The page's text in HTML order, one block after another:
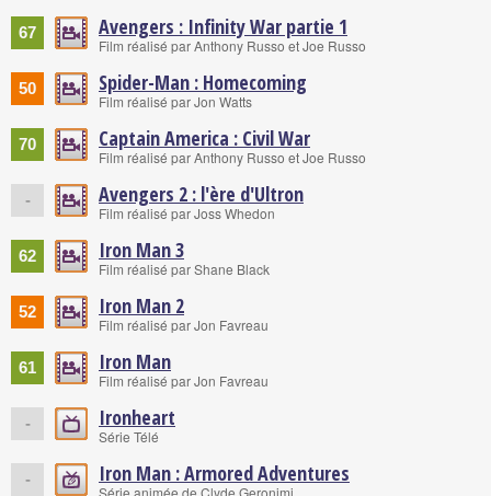
67 Avengers : Infinity War partie 1
Film réalisé par Anthony Russo et Joe Russo
50 Spider-Man : Homecoming
Film réalisé par Jon Watts
70 Captain America : Civil War
Film réalisé par Anthony Russo et Joe Russo
- Avengers 2 : l'ère d'Ultron
Film réalisé par Joss Whedon
62 Iron Man 3
Film réalisé par Shane Black
52 Iron Man 2
Film réalisé par Jon Favreau
61 Iron Man
Film réalisé par Jon Favreau
- Ironheart
Série Télé
- Iron Man : Armored Adventures
Série animée de Clyde Geronimi